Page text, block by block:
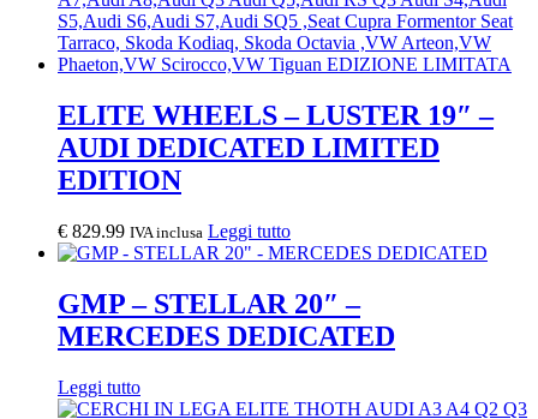
ELITE WHEELS – LUSTER 19″ –
AUDI DEDICATED LIMITED
EDITION
€ 829.99 IVA inclusa Leggi tutto
GMP – STELLAR 20″ –
MERCEDES DEDICATED
Leggi tutto